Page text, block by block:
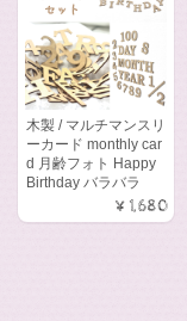
木製 / マルチマンスリ
ーカード monthly car
d 月齢フォト Happy
Birthday バラバラ
¥1,680